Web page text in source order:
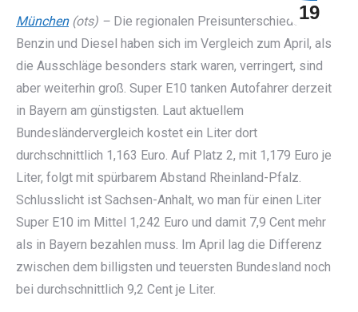
19
München(ots) – Die regionalen Preisunterschiede bei
Benzin und Diesel haben sich im Vergleich zum April, als
die Ausschläge besonders stark waren, verringert, sind
aber weiterhin groß. Super E10 tanken Autofahrer derzeit
in Bayern am günstigsten. Laut aktuellem
Bundesländervergleich kostet ein Liter dort
durchschnittlich 1,163 Euro. Auf Platz 2, mit 1,179 Euro je
Liter, folgt mit spürbarem Abstand Rheinland-Pfalz.
Schlusslicht ist Sachsen-Anhalt, wo man für einen Liter
Super E10 im Mittel 1,242 Euro und damit 7,9 Cent mehr
als in Bayern bezahlen muss. Im April lag die Differenz
zwischen dem billigsten und teuersten Bundesland noch
bei durchschnittlich 9,2 Cent je Liter.